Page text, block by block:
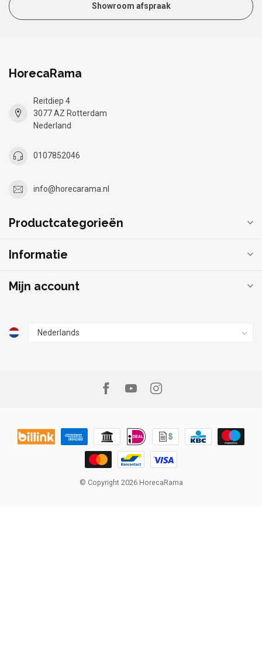
Showroom afspraak
HorecaRama
Reitdiep 4
3077 AZ Rotterdam
Nederland
0107852046
info@horecarama.nl
Productcategorieën
Informatie
Mijn account
© Copyright 2026 HorecaRama